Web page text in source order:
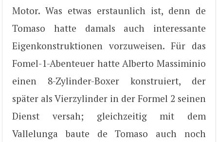
Motor. Was etwas erstaunlich ist, denn de
Tomaso hatte damals auch interessante
Eigenkonstruktionen vorzuweisen. Für das
Fomel-1-Abenteuer hatte Alberto Massiminio
einen 8-Zylinder-Boxer konstruiert, der
später als Vierzylinder in der Formel 2 seinen
Dienst versah; gleichzeitig mit dem
Vallelunga baute de Tomaso auch noch